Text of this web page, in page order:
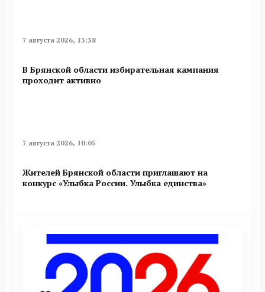
7 августа 2026, 13:38
В Брянской области избирательная кампания
проходит активно
7 августа 2026, 10:05
Жителей Брянской области приглашают на
конкурс «Улыбка России. Улыбка единства»